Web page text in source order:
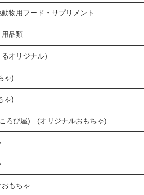
物用フード・サプリメント
品類
オリジナル）
ゃ)
ゃ)
ろび屋) (オリジナルおもちゃ)
もちゃ